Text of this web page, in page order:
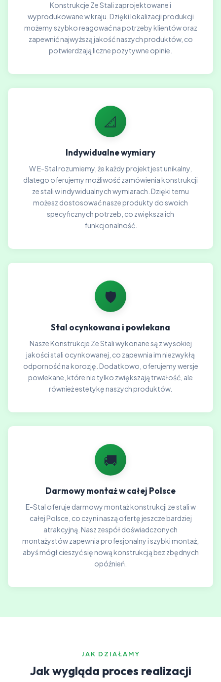
Konstrukcje Ze Stali zaprojektowane i
wyprodukowane w kraju. Dzięki lokalizacji produkcji
możemy szybko reagować na potrzeby klientów oraz
zapewnić najwyższą jakość naszych produktów, co
potwierdzają liczne pozytywne opinie.
📐
Indywidualne wymiary
W E-Stal rozumiemy, że każdy projekt jest unikalny,
dlatego oferujemy możliwość zamówienia konstrukcji
ze stali w indywidualnych wymiarach. Dzięki temu
możesz dostosować nasze produkty do swoich
specyficznych potrzeb, co zwiększa ich
funkcjonalność.
🛡️
Stal ocynkowana i powlekana
Nasze Konstrukcje Ze Stali wykonane są z wysokiej
jakości stali ocynkowanej, co zapewnia im niezwykłą
odporność na korozję. Dodatkowo, oferujemy wersje
powlekane, które nie tylko zwiększają trwałość, ale
również estetykę naszych produktów.
🚚
Darmowy montaż w całej Polsce
E-Stal oferuje darmowy montaż konstrukcji ze stali w
całej Polsce, co czyni naszą ofertę jeszcze bardziej
atrakcyjną. Nasz zespół doświadczonych
montażystów zapewnia profesjonalny i szybki montaż,
abyś mógł cieszyć się nową konstrukcją bez zbędnych
opóźnień.
JAK DZIAŁAMY
Jak wygląda proces realizacji